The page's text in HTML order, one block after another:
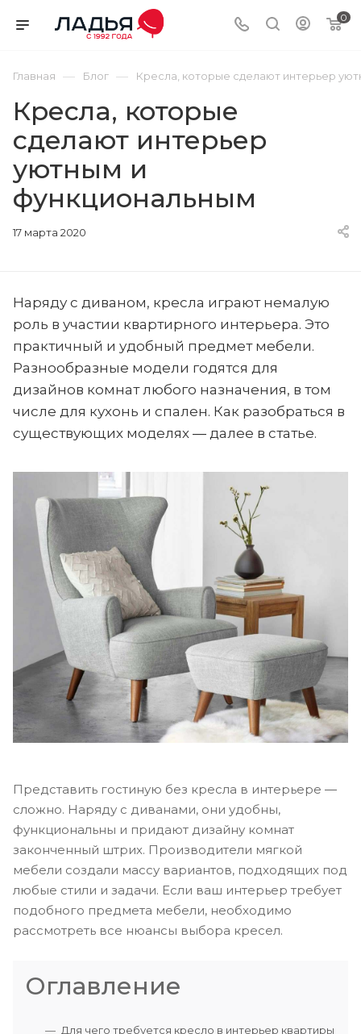
0
Главная — Блог — Кресла, которые сделают интерьер
Кресла, которые
сделают интерьер
уютным и
функциональным
17 марта 2020
Наряду с диваном, кресла играют немалую
роль в участии квартирного интерьера. Это
практичный и удобный предмет мебели.
Разнообразные модели годятся для
дизайнов комнат любого назначения, в том
числе для кухонь и спален. Как разобраться в
существующих моделях ― далее в статье.
Представить гостиную без кресла в интерьере ―
сложно. Наряду с диванами, они удобны,
функциональны и придают дизайну комнат
законченный штрих. Производители мягкой
мебели создали массу вариантов, подходящих под
любые стили и задачи. Если ваш интерьер требует
подобного предмета мебели, необходимо
рассмотреть все нюансы выбора кресел.
Оглавление
Для чего требуется кресло в интерьер квартиры